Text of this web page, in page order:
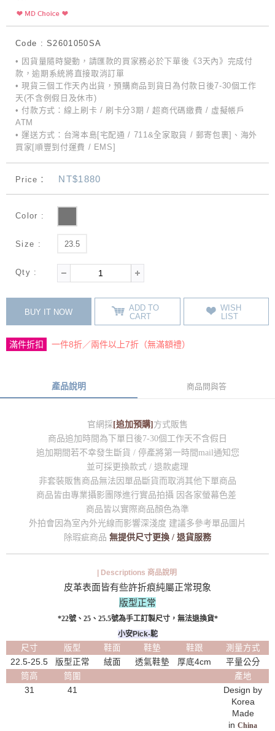
Code : S2601050SA
• 因貨量隨時變動，請匯款的買家務必於下單後《3天內》完成付
款，逾期系統將直接取消訂單
• 現貨三個工作天內出貨，預購商品到貨日為付款日後7-30個工作
天(不含例假日及休市)
• 付款方式：線上刷卡 / 刷卡分3期 / 超商代碼繳費 / 虛擬帳戶
ATM
• 運送方式：台灣本島[宅配通 / 711&全家取貨 / 郵寄包裹]、海外
買家[順豐到付運費 / EMS]
Price： NT$1880
Color :
Size : 23.5
Qty :
BUY IT NOW
ADD TO
CART
WISH
LIST
滿件折扣 一件8折／兩件以上7折（無滿額禮）
產品說明 商品問與答
官網採 [追加預購] 方式販售
商品追加時間為下單日後7-30個工作天不含假日
追加期間若不幸發生斷貨 / 停產將第一時間mail通知您
並可採更換款式 / 退款處理
非套裝販售商品無法因單品斷貨而取消其他下單商品
商品皆由專業攝影團隊進行實品拍攝 因各家螢幕色差
商品皆以實際商品顏色為準
外拍會因為室內外光線而影響深淺度 建議多參考單品圖片
除瑕疵商品 無提供尺寸更換 / 退貨服務
| Descriptions 商品說明
皮革表面皆有些許折痕純屬正常現象
版型正常
*22號、25、25.5號為手工訂製尺寸，無法退換貨*
小安Pick-駝
尺寸 版型 鞋面 鞋墊 鞋跟
測量方式
22.5-25.5
版型正常 絨面 透氣鞋墊 厚底4cm
平量公分
筒高
筒圍
產地
31
41
Design by
Korea
Made
in China